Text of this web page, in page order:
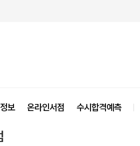
보 온라인서점 수시합격예측